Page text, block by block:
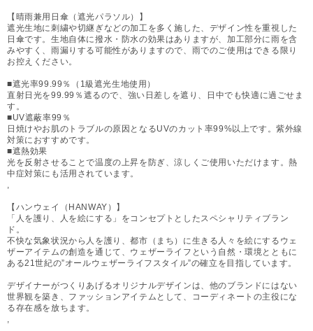
【晴雨兼用日傘（遮光パラソル）】
遮光生地に刺繍や切継ぎなどの加工を多く施した、デザイン性を重視した
日傘です。生地自体に撥水・防水の効果はありますが、加工部分に雨を含
みやすく、雨漏りする可能性がありますので、雨でのご使用はできる限り
お控えください。
■遮光率99.99％（1級遮光生地使用）
直射日光を99.99％遮るので、強い日差しを遮り、日中でも快適に過ごせま
す。
■UV遮蔽率99％
日焼けやお肌のトラブルの原因となるUVのカット率99%以上です。紫外線
対策におすすめです。
■遮熱効果
光を反射させることで温度の上昇を防ぎ、涼しくご使用いただけます。熱
中症対策にも活用されています。
【ハンウェイ（HANWAY）】
「人を護り、人を絵にする」をコンセプトとしたスペシャリティブラン
ド。
不快な気象状況から人を護り、都市（まち）に生きる人々を絵にするウェ
ザーアイテムの創造を通じて、ウェザーライフという自然・環境とともに
ある21世紀の”オールウェザーライフスタイル”の確立を目指しています。
デザイナーがつくりあげるオリジナルデザインは、他のブランドにはない
世界観を築き、ファッションアイテムとして、コーディネートの主役にな
る存在感を放ちます。